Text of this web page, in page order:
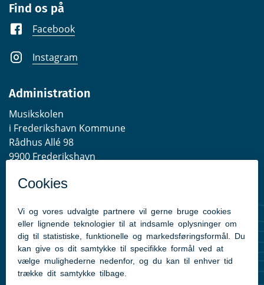
Find os på
Facebook
Instagram
Administration
Musikskolen
i Frederikshavn Kommune
Rådhus Allé 98
9900 Frederikshavn
EAN-lokationsnummer:
Telefontider
Mandag - Torsdag: 10:00-14:00
Fredag: 10.00-12.00